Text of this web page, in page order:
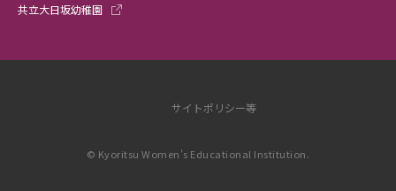
共立大日坂幼稚園
© Kyoritsu Women’s Educational Institution.
サイトポリシー等